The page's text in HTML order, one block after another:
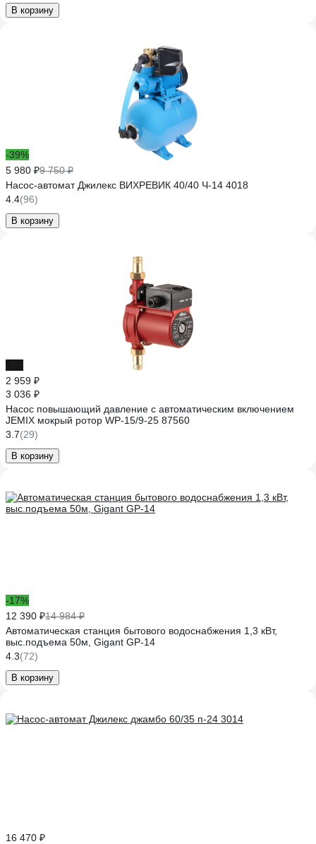
В корзину
-39%
5 980 ₽9 750 ₽
Насос-автомат Джилекс ВИХРЕВИК 40/40 Ч-14 4018
4.4(96)
В корзину
2 959 ₽
3 036 ₽
Насос повышающий давление с автоматическим включением
JEMIX мокрый ротор WP-15/9-25 87560
3.7(29)
В корзину
-17%
12 390 ₽14 984 ₽
Автоматическая станция бытового водоснабжения 1,3 кВт,
выс.подъема 50м, Gigant GP-14
4.3(72)
В корзину
16 470 ₽